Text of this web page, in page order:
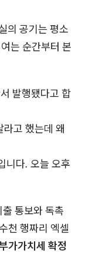
의 공기는 평소
는 순간부터 본
발행됐다고 합
고 했는데 왜
니다. 오늘 오후
통보와 독촉
천 행짜리 엑셀
가가치세 확정